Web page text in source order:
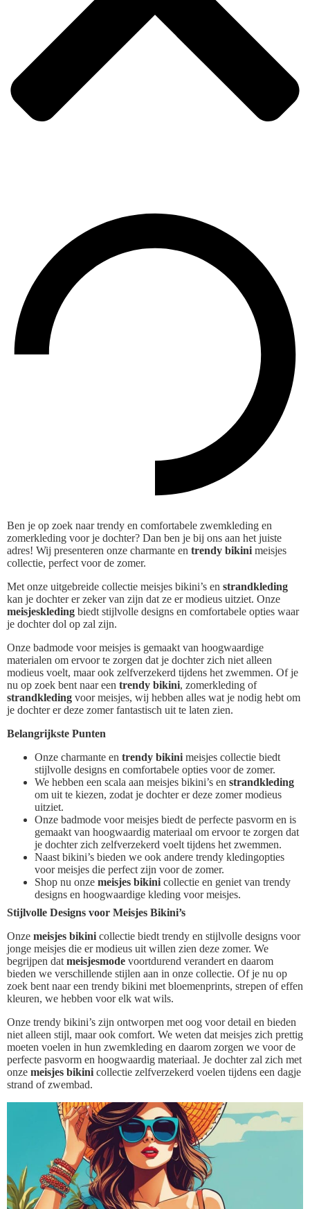
Ben je op zoek naar trendy en comfortabele zwemkleding en
zomerkleding voor je dochter? Dan ben je bij ons aan het juiste
adres! Wij presenteren onze charmante en trendy bikini meisjes
collectie, perfect voor de zomer.
Met onze uitgebreide collectie meisjes bikini’s en strandkleding
kan je dochter er zeker van zijn dat ze er modieus uitziet. Onze
meisjeskleding biedt stijlvolle designs en comfortabele opties waar
je dochter dol op zal zijn.
Onze badmode voor meisjes is gemaakt van hoogwaardige
materialen om ervoor te zorgen dat je dochter zich niet alleen
modieus voelt, maar ook zelfverzekerd tijdens het zwemmen. Of je
nu op zoek bent naar een trendy bikini, zomerkleding of
strandkleding voor meisjes, wij hebben alles wat je nodig hebt om
je dochter er deze zomer fantastisch uit te laten zien.
Belangrijkste Punten
Onze charmante en trendy bikini meisjes collectie biedt
stijlvolle designs en comfortabele opties voor de zomer.
We hebben een scala aan meisjes bikini’s en strandkleding
om uit te kiezen, zodat je dochter er deze zomer modieus
uitziet.
Onze badmode voor meisjes biedt de perfecte pasvorm en is
gemaakt van hoogwaardig materiaal om ervoor te zorgen dat
je dochter zich zelfverzekerd voelt tijdens het zwemmen.
Naast bikini’s bieden we ook andere trendy kledingopties
voor meisjes die perfect zijn voor de zomer.
Shop nu onze meisjes bikini collectie en geniet van trendy
designs en hoogwaardige kleding voor meisjes.
Stijlvolle Designs voor Meisjes Bikini’s
Onze meisjes bikini collectie biedt trendy en stijlvolle designs voor
jonge meisjes die er modieus uit willen zien deze zomer. We
begrijpen dat meisjesmode voortdurend verandert en daarom
bieden we verschillende stijlen aan in onze collectie. Of je nu op
zoek bent naar een trendy bikini met bloemenprints, strepen of effen
kleuren, we hebben voor elk wat wils.
Onze trendy bikini’s zijn ontworpen met oog voor detail en bieden
niet alleen stijl, maar ook comfort. We weten dat meisjes zich prettig
moeten voelen in hun zwemkleding en daarom zorgen we voor de
perfecte pasvorm en hoogwaardig materiaal. Je dochter zal zich met
onze meisjes bikini collectie zelfverzekerd voelen tijdens een dagje
strand of zwembad.